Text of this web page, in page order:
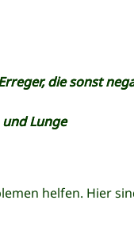
die sonst
Lunge
helfen. Hier